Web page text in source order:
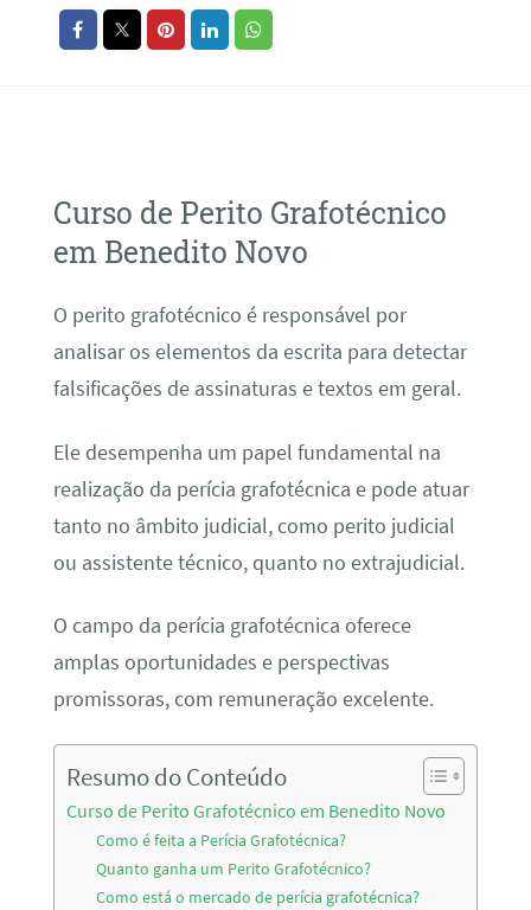
Curso de Perito Grafotécnico
em Benedito Novo
O perito grafotécnico é responsável por
analisar os elementos da escrita para detectar
falsificações de assinaturas e textos em geral.
Ele desempenha um papel fundamental na
realização da perícia grafotécnica e pode atuar
tanto no âmbito judicial, como perito judicial
ou assistente técnico, quanto no extrajudicial.
O campo da perícia grafotécnica oferece
amplas oportunidades e perspectivas
promissoras, com remuneração excelente.
Resumo do Conteúdo
Curso de Perito Grafotécnico em Benedito Novo
Como é feita a Perícia Grafotécnica?
Quanto ganha um Perito Grafotécnico?
Como está o mercado de perícia grafotécnica?